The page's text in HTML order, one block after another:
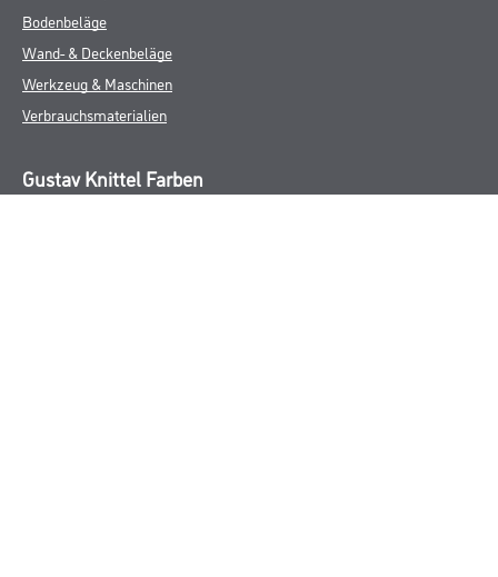
Bodenbeläge
Wand- & Deckenbeläge
Werkzeug & Maschinen
Verbrauchsmaterialien
Gustav Knittel Farben